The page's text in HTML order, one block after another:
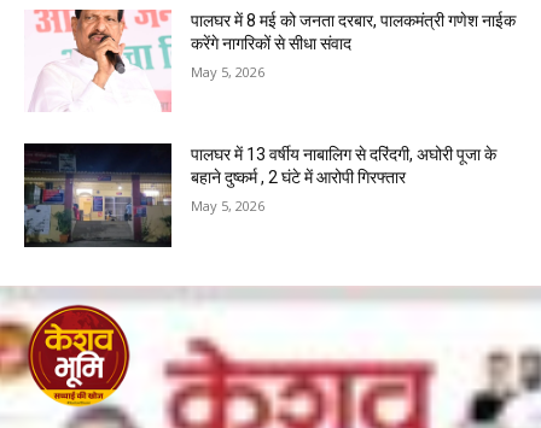
पालघर में 8 मई को जनता दरबार, पालकमंत्री गणेश नाईक
करेंगे नागरिकों से सीधा संवाद
May 5, 2026
पालघर में 13 वर्षीय नाबालिग से दरिंदगी, अघोरी पूजा के
बहाने दुष्कर्म , 2 घंटे में आरोपी गिरफ्तार
May 5, 2026